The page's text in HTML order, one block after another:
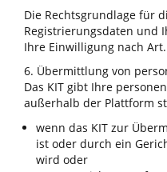
Die Rechtsgrundlage für
Registrierungsdaten und
Ihre Einwilligung nach Art.
6. Übermittlung von
Das KIT gibt Ihre
außerhalb der Plattform
wenn das KIT zur
ist oder durch ein
wird oder